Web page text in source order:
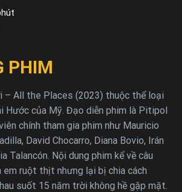
PHIM
– All the Places (2023) thuộc thể loại
Hước của Mỹ. Đạo diễn phim là Pitipol
chính tham gia phim như Mauricio
David Chocarro, Diana Bovio, Irán
Talancón. Nội dung phim kể về câu
em ruột thịt nhưng lại bị chia cách
suốt 15 năm trời không hề gặp mặt.